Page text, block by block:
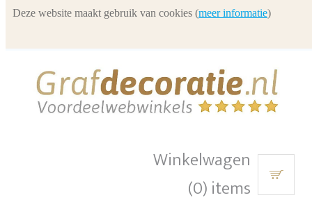
Winkelwagen
(0) items
Deze website maakt gebruik van cookies (meer informatie)